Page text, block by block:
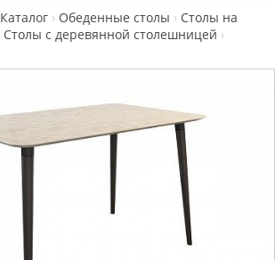
Каталог › Обеденные столы › Столы на
Столы с деревянной столешницей ›